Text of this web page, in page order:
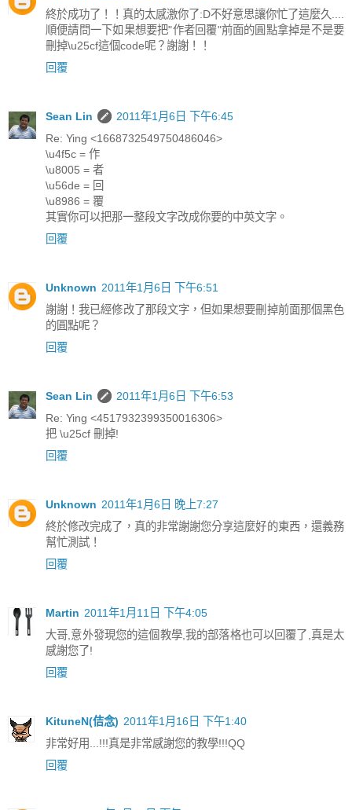
終於成功了！！真的太感激你了:D不好意思讓你忙了這麼久....
順便請問一下如果想要把"作者回覆"前面的圓點拿掉是不是要
刪掉\u25cf這個code呢？謝謝！！
回覆
Sean Lin
2011年1月6日 下午6:45
Re: Ying <1668732549750486046>
\u4f5c = 作
\u8005 = 者
\u56de = 回
\u8986 = 覆
其實你可以把那一整段文字改成你要的中英文字。
回覆
Unknown 2011年1月6日 下午6:51
謝謝！我已經修改了那段文字，但如果想要刪掉前面那個黑色
的圓點呢？
回覆
Sean Lin
2011年1月6日 下午6:53
Re: Ying <4517932399350016306>
把 \u25cf 刪掉!
回覆
Unknown 2011年1月6日 晚上7:27
終於修改完成了，真的非常謝謝您分享這麼好的東西，還義務
幫忙測試！
回覆
Martin 2011年1月11日 下午4:05
大哥,意外發現您的這個教學,我的部落格也可以回覆了,真是太
感謝您了!
回覆
KituneN(佶念) 2011年1月16日 下午1:40
非常好用...!!!真是非常感謝您的教學!!!QQ
回覆